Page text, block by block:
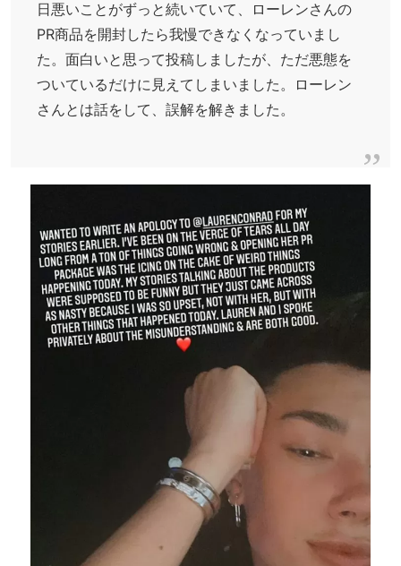
日悪いことがずっと続いていて、ローレンさんの
PR商品を開封したら我慢できなくなっていまし
た。面白いと思って投稿しましたが、ただ悪態を
ついているだけに見えてしまいました。ローレン
さんとは話をして、誤解を解きました。